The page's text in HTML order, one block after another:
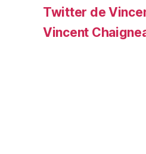
Twitter de
Vincent